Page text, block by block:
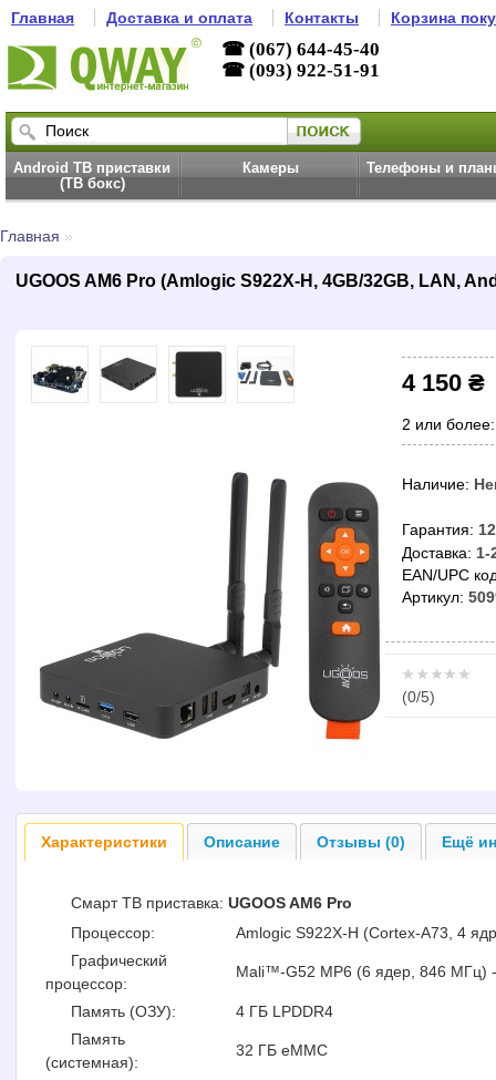
Главная Доставка и оплата Контакты Корзина
☎ (067) 644-45-40
☎ (093) 922-51-91
Android ТВ приставки
(ТВ бокс)
Камеры Телефоны и
Главная »
UGOOS AM6 Pro (Amlogic S922X-H, 4GB/32GB, LAN,
4 150 ₴
2 или
Наличие:
Гарантия:
Доставка: 1-
EAN/UPC
Артикул:
(0/5)
Характеристики Описание Отзывы (0) Ещё
Смарт ТВ приставка: UGOOS AM6 Pro
Процессор:
Amlogic S922X-H (Cortex-A73, 4
Графический
процессор:
Mali™-G52 MP6 (6 ядер, 846 МГц)
Память (ОЗУ):
4 ГБ LPDDR4
Память
(системная):
32 ГБ eMMC